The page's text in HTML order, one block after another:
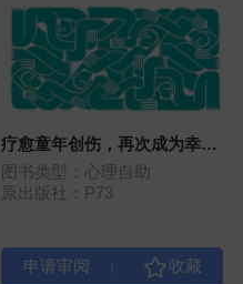
疗愈童年创伤，再次成为幸福
完整的自己
图书类型：心理自助
原出版社：P73